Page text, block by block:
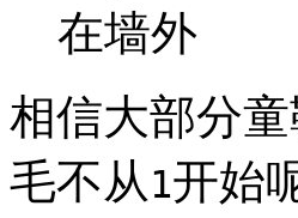
在墙外
相信大部分
毛不从1开始